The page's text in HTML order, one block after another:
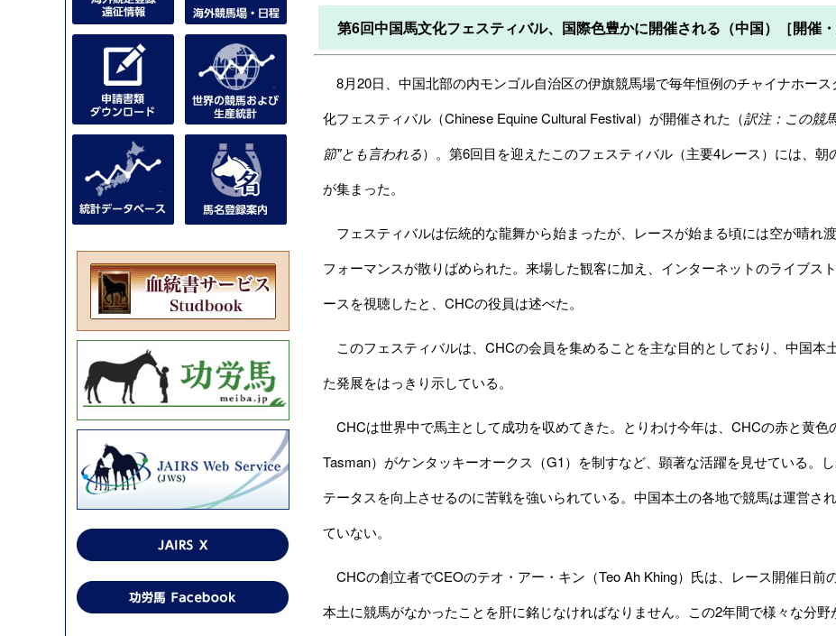
第6回中国馬文化フェスティバル、国際色豊かに開催される（中国）［開催・
8月20日、中国北部の内モンゴル自治区の伊旗競馬場で毎年恒例のチャイナホー
化フェスティバル（Chinese Equine Cultural Festival）が開催された（訳注：この競
節"とも言われる）。第6回目を迎えたこのフェスティバル（主要4レース）には、
が集まった。
フェスティバルは伝統的な龍舞から始まったが、レースが始まる頃には空が晴れ
フォーマンスが散りばめられた。来場した観客に加え、インターネットのライブス
ースを視聴したと、CHCの役員は述べた。
このフェスティバルは、CHCの会員を集めることを主な目的としており、中国本
た発展をはっきり示している。
CHCは世界中で馬主として成功を収めてきた。とりわけ今年は、CHCの赤と黄色
Tasman）がケンタッキーオークス（G1）を制すなど、顕著な活躍を見せている。
テータスを向上させるのに苦戦を強いられている。中国本土の各地で競馬は運営さ
ていない。
CHCの創立者でCEOのテオ・アー・キン（Teo Ah Khing）氏は、レース開催日前
本土に競馬がなかったことを肝に銘じなければなりません。この2年間で様々な分